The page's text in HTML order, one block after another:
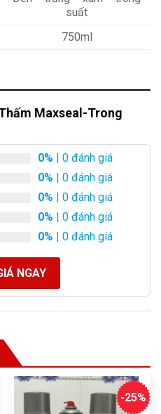
suất
750ml
Maxseal-Trong
0% | 0 đánh giá
0% | 0 đánh giá
0% | 0 đánh giá
0% | 0 đánh giá
0% | 0 đánh giá
NGAY
-25%